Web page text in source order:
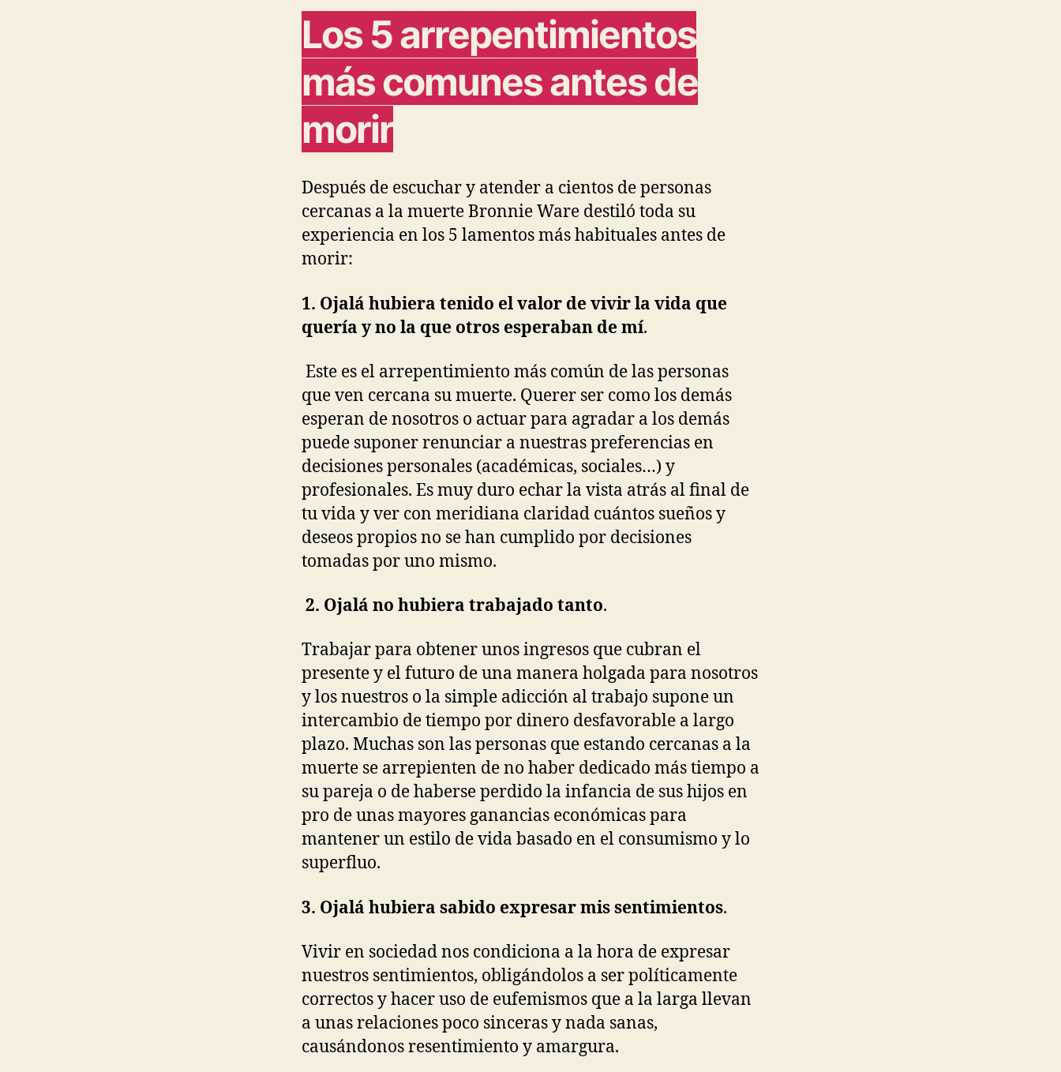
Los 5 arrepentimientos
más comunes antes de
morir
Después de escuchar y atender a cientos de personas
cercanas a la muerte Bronnie Ware destiló toda su
experiencia en los 5 lamentos más habituales antes de
morir:
1. Ojalá hubiera tenido el valor de vivir la vida que
quería y no la que otros esperaban de mí.
Este es el arrepentimiento más común de las personas
que ven cercana su muerte. Querer ser como los demás
esperan de nosotros o actuar para agradar a los demás
puede suponer renunciar a nuestras preferencias en
decisiones personales (académicas, sociales…) y
profesionales. Es muy duro echar la vista atrás al final de
tu vida y ver con meridiana claridad cuántos sueños y
deseos propios no se han cumplido por decisiones
tomadas por uno mismo.
2. Ojalá no hubiera trabajado tanto.
Trabajar para obtener unos ingresos que cubran el
presente y el futuro de una manera holgada para nosotros
y los nuestros o la simple adicción al trabajo supone un
intercambio de tiempo por dinero desfavorable a largo
plazo. Muchas son las personas que estando cercanas a la
muerte se arrepienten de no haber dedicado más tiempo a
su pareja o de haberse perdido la infancia de sus hijos en
pro de unas mayores ganancias económicas para
mantener un estilo de vida basado en el consumismo y lo
superfluo.
3. Ojalá hubiera sabido expresar mis sentimientos.
Vivir en sociedad nos condiciona a la hora de expresar
nuestros sentimientos, obligándolos a ser políticamente
correctos y hacer uso de eufemismos que a la larga llevan
a unas relaciones poco sinceras y nada sanas,
causándonos resentimiento y amargura.